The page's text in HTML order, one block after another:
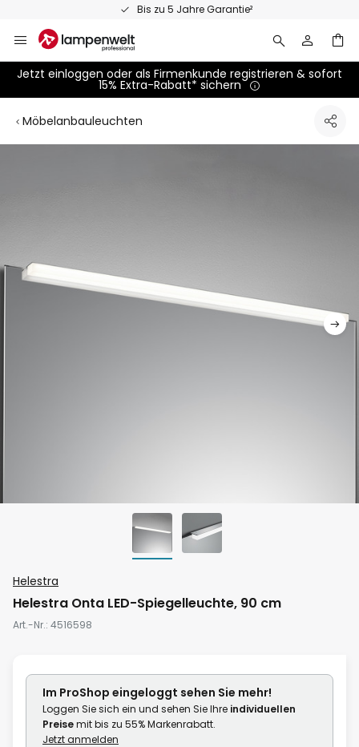
Bis zu 5 Jahre Garantie²
Inhalt
springen
Jetzt einloggen oder als Firmenkunde registrieren & sofort
15% Extra-Rabatt* sichern
Möbelanbauleuchten
Anfang
der
Bildgalerie
Helestra
Helestra Onta LED-Spiegelleuchte, 90 cm
Art.-Nr. 4516598
Im ProShop eingeloggt sehen Sie mehr!
Loggen Sie sich ein und sehen Sie Ihre individuellen
Preisemit bis zu 55% Markenrabatt.
Jetzt anmelden